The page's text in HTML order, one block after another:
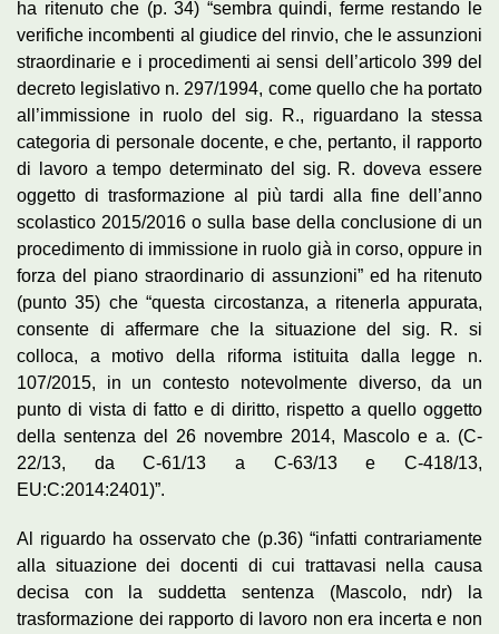
ha ritenuto che (p. 34) “sembra quindi, ferme restando le
verifiche incombenti al giudice del rinvio, che le assunzioni
straordinarie e i procedimenti ai sensi dell’articolo 399 del
decreto legislativo n. 297/1994, come quello che ha portato
all’immissione in ruolo del sig. R., riguardano la stessa
categoria di personale docente, e che, pertanto, il rapporto
di lavoro a tempo determinato del sig. R. doveva essere
oggetto di trasformazione al più tardi alla fine dell’anno
scolastico 2015/2016 o sulla base della conclusione di un
procedimento di immissione in ruolo già in corso, oppure in
forza del piano straordinario di assunzioni” ed ha ritenuto
(punto 35) che “questa circostanza, a ritenerla appurata,
consente di affermare che la situazione del sig. R. si
colloca, a motivo della riforma istituita dalla legge n.
107/2015, in un contesto notevolmente diverso, da un
punto di vista di fatto e di diritto, rispetto a quello oggetto
della sentenza del 26 novembre 2014, Mascolo e a. (C-
22/13, da C-61/13 a C-63/13 e C-418/13,
EU:C:2014:2401)”.
Al riguardo ha osservato che (p.36) “infatti contrariamente
alla situazione dei docenti di cui trattavasi nella causa
decisa con la suddetta sentenza (Mascolo, ndr) la
trasformazione dei rapporto di lavoro non era incerta e non